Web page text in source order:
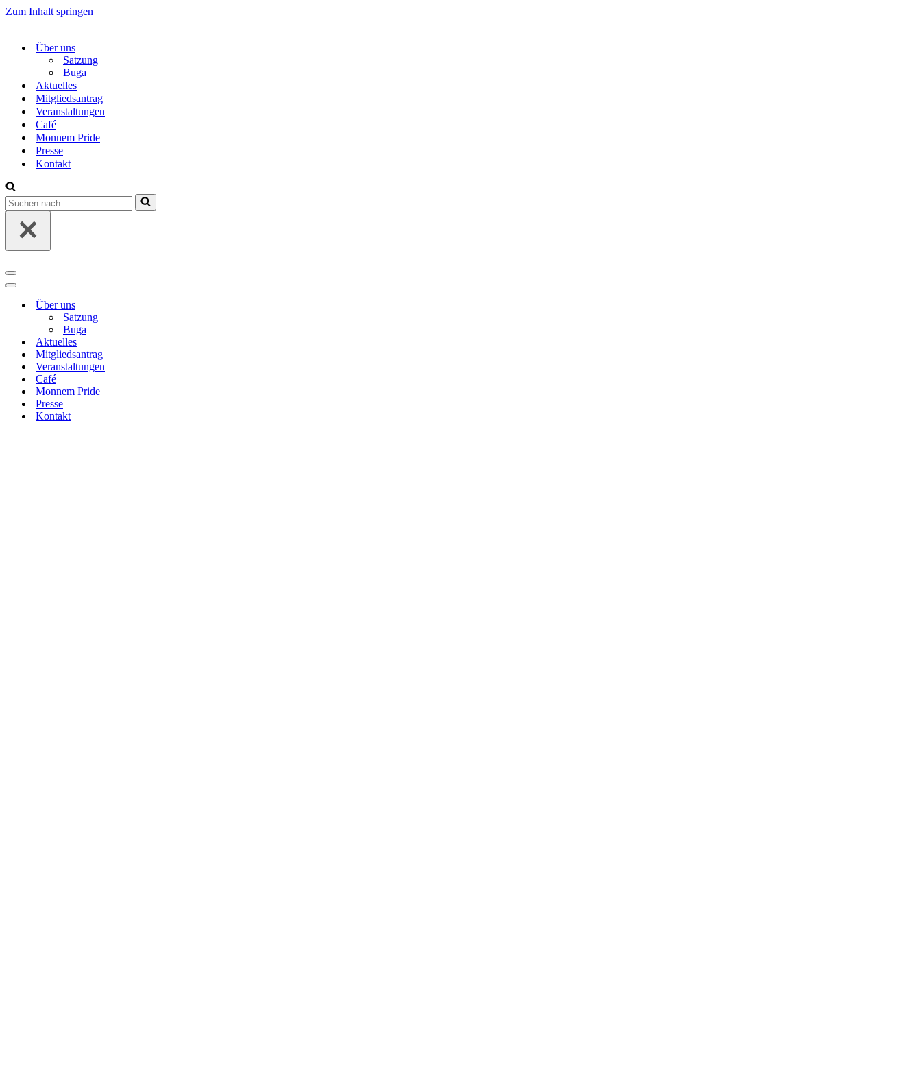
Zum Inhalt springen
Über uns
Satzung
Buga
Aktuelles
Mitgliedsantrag
Veranstaltungen
Café
Monnem Pride
Presse
Kontakt
Suchen
nach …
Navigations-
Menü
Navigations-
Über uns
Satzung
Buga
Aktuelles
Mitgliedsantrag
Veranstaltungen
Café
Monnem Pride
Presse
Kontakt